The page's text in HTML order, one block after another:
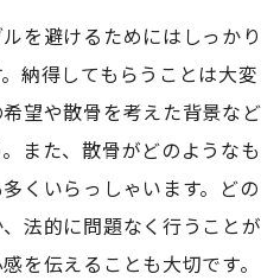
を避けるためにはしっかり
納得してもらうことは大変
望や散骨を考えた背景など
また、散骨がどのようなも
くいらっしゃいます。どの
法的に問題なく行うことが
を伝えることも大切です。